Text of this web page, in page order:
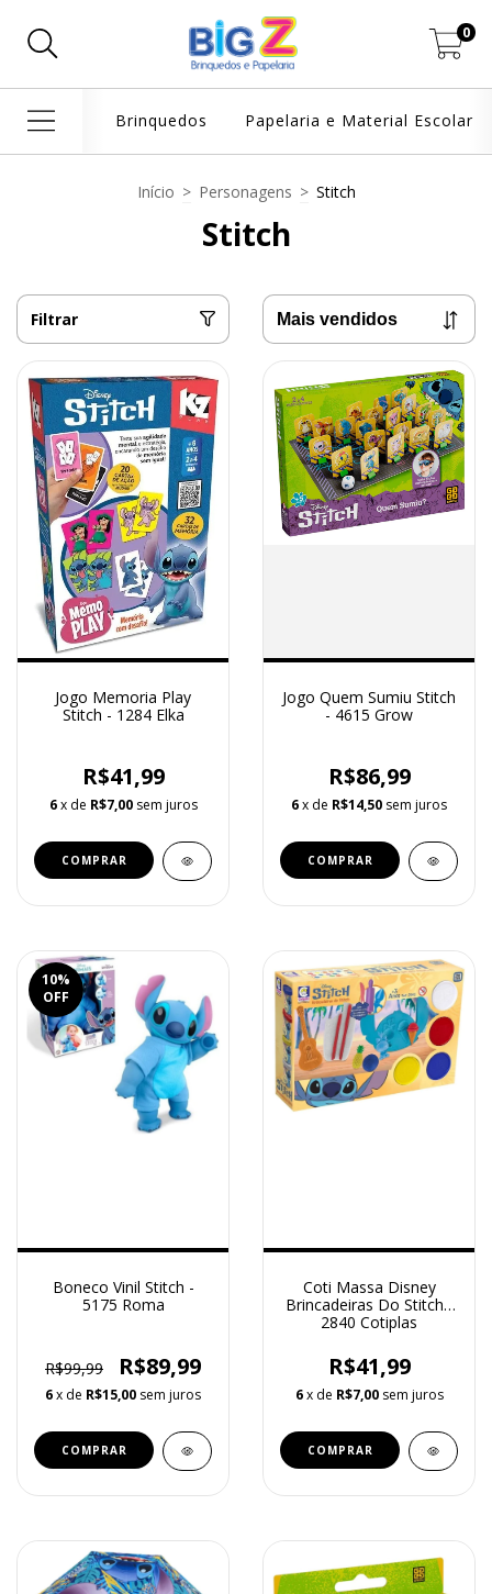
0
Brinquedos Papelaria e Material Escolar
Início > Personagens > Stitch
Stitch
Filtrar
Jogo Memoria Play
Stitch - 1284 Elka
R$41,99
6 x de R$7,00 sem juros
Jogo Quem Sumiu Stitch
- 4615 Grow
R$86,99
6x de R$14,50 sem juros
10%
OFF
Boneco Vinil Stitch -
5175 Roma
R$99,99 R$89,99
6x de R$15,00 sem juros
Coti Massa Disney
Brincadeiras Do Stitch -
2840 Cotiplas
R$41,99
6 x de R$7,00 sem juros